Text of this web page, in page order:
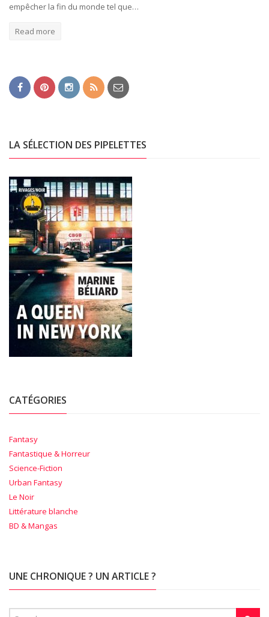
empêcher la fin du monde tel que…
Read more
LA SÉLECTION DES PIPELETTES
CATÉGORIES
Fantasy
Fantastique & Horreur
Science-Fiction
Urban Fantasy
Le Noir
Littérature blanche
BD & Mangas
UNE CHRONIQUE ? UN ARTICLE ?